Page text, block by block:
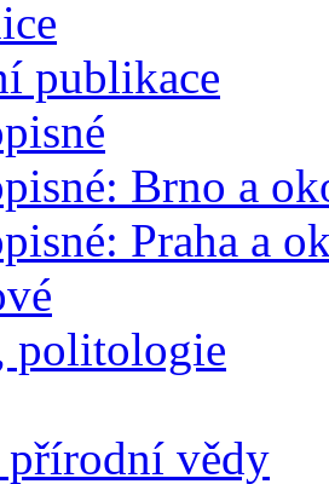
publikace
Brno a
Praha a
politologie
přírodní vědy